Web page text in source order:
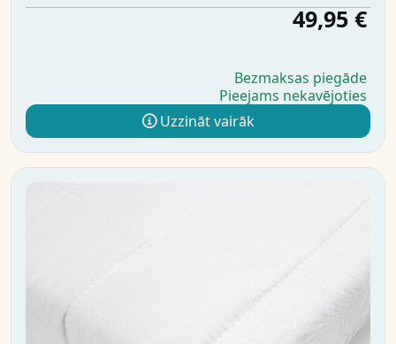
49,95 €
Bezmaksas piegāde
Pieejams nekavējoties
Uzzināt vairāk